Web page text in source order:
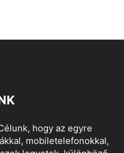
hogy az egyre
mobiletelefonokkal,